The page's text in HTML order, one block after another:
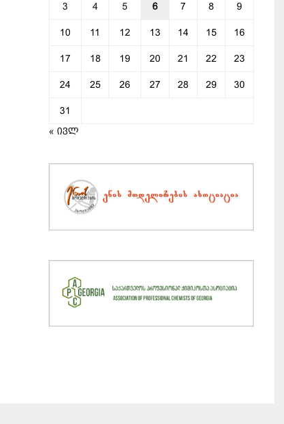
3 4 5 6 7 8 9
10 11 12 13 14 15 16
17 18 19 20 21 22 23
24 25 26 27 28 29 30
31
« ივლ